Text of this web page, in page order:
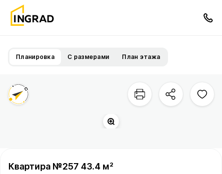
Планировка С размерами План этажа
Квартира №257 43.4 м²